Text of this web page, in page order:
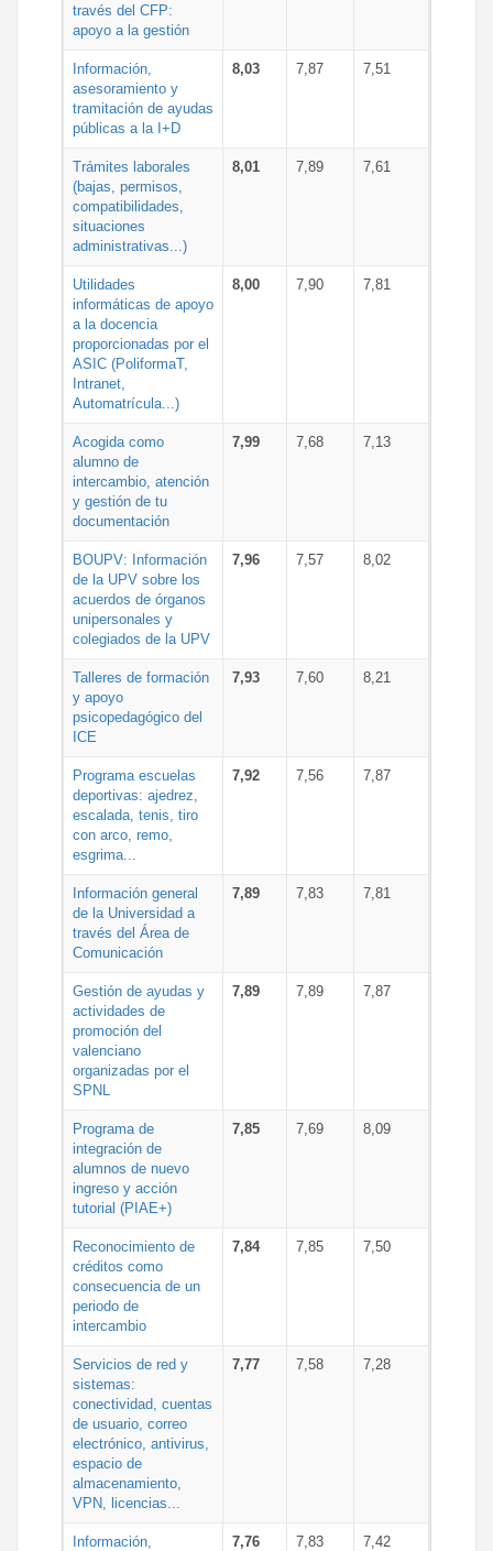
través del CFP:
apoyo a la gestión
Información,
asesoramiento y
tramitación de ayudas
públicas a la I+D
8,03 7,87 7,51
Trámites laborales
(bajas, permisos,
compatibilidades,
situaciones
administrativas...)
8,01 7,89 7,61
Utilidades
informáticas de apoyo
a la docencia
proporcionadas por el
ASIC (PoliformaT,
Intranet,
Automatrícula...)
8,00 7,90 7,81
Acogida como
alumno de
intercambio, atención
y gestión de tu
documentación
7,99 7,68 7,13
BOUPV: Información
de la UPV sobre los
acuerdos de órganos
unipersonales y
colegiados de la UPV
7,96 7,57 8,02
Talleres de formación
y apoyo
psicopedagógico del
ICE
7,93 7,60 8,21
Programa escuelas
deportivas: ajedrez,
escalada, tenis, tiro
con arco, remo,
esgrima...
7,92 7,56 7,87
Información general
de la Universidad a
través del Área de
Comunicación
7,89 7,83 7,81
Gestión de ayudas y
actividades de
promoción del
valenciano
organizadas por el
SPNL
7,89 7,89 7,87
Programa de
integración de
alumnos de nuevo
ingreso y acción
tutorial (PIAE+)
7,85 7,69 8,09
Reconocimiento de
créditos como
consecuencia de un
periodo de
intercambio
7,84 7,85 7,50
Servicios de red y
sistemas:
conectividad, cuentas
de usuario, correo
electrónico, antivirus,
espacio de
almacenamiento,
VPN, licencias...
7,77 7,58 7,28
Información,
7,76 7,83 7,42